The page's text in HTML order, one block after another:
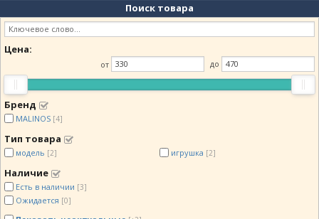
Поиск товара
Цена:
от до
Бренд
MALINOS [4]
Тип товара
модель [2] игрушка [2]
Наличие
Есть в наличии [3]
Ожидается [0]